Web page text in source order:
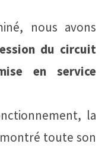
nous avons
du circuit
en service
la
toute son